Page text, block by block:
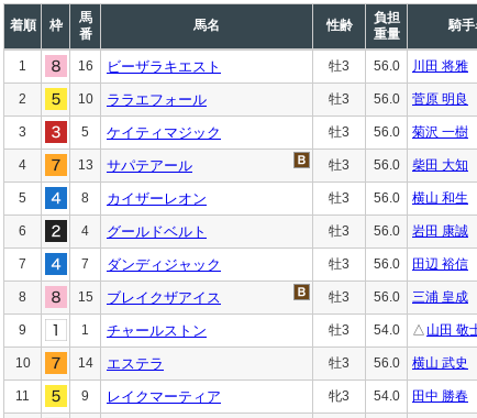
着順 枠
馬
番
馬名 性齢
負担
重量
騎手
1 16 ビーザラキエスト 牡3 56.0 川田 将雅
2 10 ララエフォール 牡3 56.0 菅原 明良
3 5 ケイティマジック 牡3 56.0 菊沢 一樹
4 13 サパテアール 牡3 56.0 柴田 大知
5 8 カイザーレオン 牡3 56.0 横山 和生
6 4 グールドベルト 牡3 56.0 岩田 康誠
7 7 ダンディジャック 牡3 56.0 田辺 裕信
8 15 ブレイクザアイス 牡3 56.0 三浦 皇成
9 1 チャールストン 牡3 54.0 △ 山田 敬
10 14 エステラ 牡3 56.0 横山 武史
11 9 レイクマーティア 牝3 54.0 田中 勝春